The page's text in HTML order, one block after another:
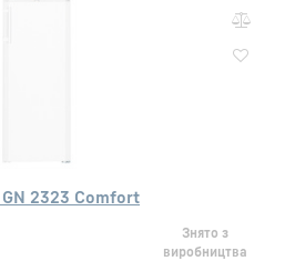
2323 Comfort
Знято з
виробництва